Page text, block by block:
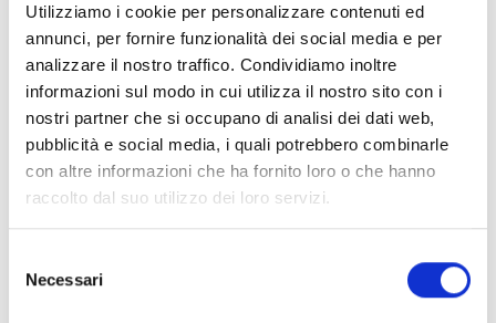
Utilizziamo i cookie per personalizzare contenuti ed
annunci, per fornire funzionalità dei social media e per
analizzare il nostro traffico. Condividiamo inoltre
informazioni sul modo in cui utilizza il nostro sito con i
nostri partner che si occupano di analisi dei dati web,
pubblicità e social media, i quali potrebbero combinarle
con altre informazioni che ha fornito loro o che hanno
raccolto dal suo utilizzo dei loro servizi.
delNecessari
INDIRIZZO Viale dante Alighieri, 44, 34073, Grado
+39 334 6726952
info@gelateriagioiosagrado.it